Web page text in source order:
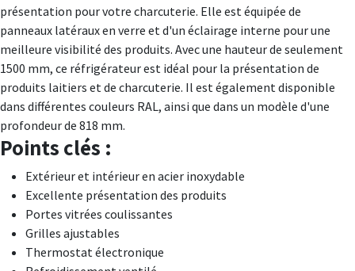
présentation pour votre charcuterie. Elle est équipée de
panneaux latéraux en verre et d'un éclairage interne pour une
meilleure visibilité des produits. Avec une hauteur de seulement
1500 mm, ce réfrigérateur est idéal pour la présentation de
produits laitiers et de charcuterie. Il est également disponible
dans différentes couleurs RAL, ainsi que dans un modèle d'une
profondeur de 818 mm.
Points clés :
Extérieur et intérieur en acier inoxydable
Excellente présentation des produits
Portes vitrées coulissantes
Grilles ajustables
Thermostat électronique